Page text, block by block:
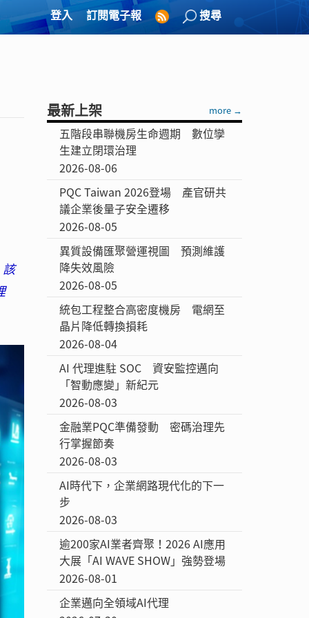
登入 訂閱電子報 搜尋
最新上架 more →
五階段串聯機房生命週期 數位孿
生建立閉環治理
2026-08-06
PQC Taiwan 2026登場 產官研共
議企業後量子安全遷移
2026-08-05
異質設備匯聚營運視圖 預測維護
降失效風險
2026-08-05
統包工程整合高密度機房 電網至
晶片降低轉換損耗
2026-08-04
AI 代理進駐 SOC 資安監控邁向
「智動應變」新紀元
2026-08-03
金融業PQC準備發動 密碼治理先
行掌握節奏
2026-08-03
AI時代下，企業網路現代化的下一
步
2026-08-03
逾200家AI業者齊聚！2026 AI應用
大展「AI WAVE SHOW」強勢登場
2026-08-01
企業邁向全領域AI代理